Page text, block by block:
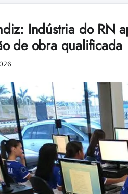
Indústria do RN
de obra qualificada